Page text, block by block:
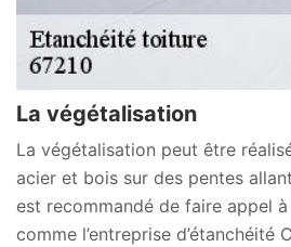
La végétalisation
La végétalisation peut être
acier et bois sur des pentes
est recommandé de faire appel
comme l’entreprise d’étanchéité